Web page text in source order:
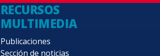
RECURSOS
MULTIMEDIA
Publicaciones
Sección de noticias